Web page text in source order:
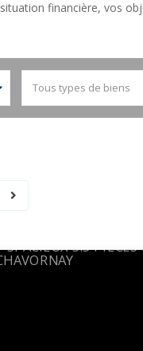
financière, vos
Tous types de biens